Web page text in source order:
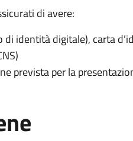
di avere:
di identità digitale), carta
prevista per la